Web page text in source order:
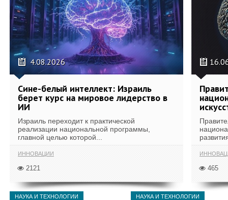
4.08.2026
Сине-белый интеллект: Израиль
берет курс на мировое лидерство в
ИИ
Израиль переходит к практической
реализации национальной программы,
главной целью которой...
ИННОВАЦИИ
2121 465
НАУКА И ТЕХНОЛОГИИ НАУКА И ТЕХНОЛОГИИ